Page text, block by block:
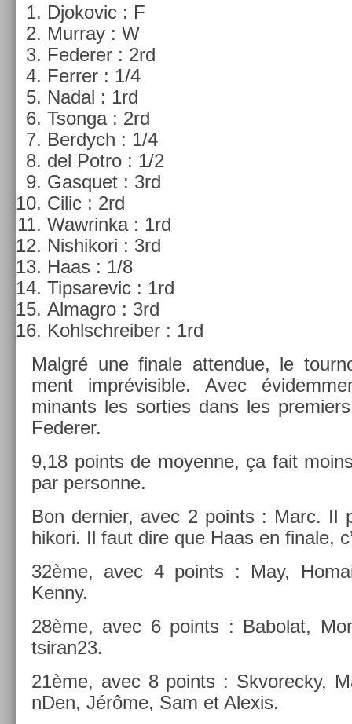
Djokovic : F
Mur­ray : W
Feder­er : 2rd
Ferr­er : 1/4
Nadal : 1rd
Tson­ga : 2rd
Be­rdych : 1/4
del Potro : 1/2
Gas­quet : 3rd
Cilic : 2rd
Waw­rinka : 1rd
Nis­hikori : 3rd
Haas : 1/8
Tip­sarevic : 1rd
Al­mag­ro : 3rd
Kohlschreib­er : 1rd
Malgré une fin­ale at­tendue, le
ment im­prévisib­le. Avec
minants les sort­ies dans les
Feder­er.
9,18 points de moyen­ne, ça fait
par per­son­ne.
Bon de­rni­er, avec 2 points : Marc. Il
hikori. Il faut dire que Haas en fin­ale,
32ème, avec 4 points : May,
Kenny.
28ème, avec 6 points : Babolat,
tsiran23.
21ème, avec 8 points : Skvorec­ky,
nD­en, Jérôme, Sam et Al­exis.